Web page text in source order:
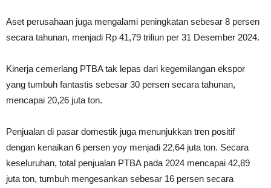
Aset perusahaan juga mengalami peningkatan sebesar 8 persen
secara tahunan, menjadi Rp 41,79 triliun per 31 Desember 2024.
Kinerja cemerlang PTBA tak lepas dari kegemilangan ekspor
yang tumbuh fantastis sebesar 30 persen secara tahunan,
mencapai 20,26 juta ton.
Penjualan di pasar domestik juga menunjukkan tren positif
dengan kenaikan 6 persen yoy menjadi 22,64 juta ton. Secara
keseluruhan, total penjualan PTBA pada 2024 mencapai 42,89
juta ton, tumbuh mengesankan sebesar 16 persen secara